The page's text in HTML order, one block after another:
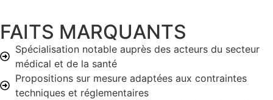
FAITS MARQUANTS
Spécialisation notable auprès des acteurs du secteur
médical et de la santé
Propositions sur mesure adaptées aux contraintes
techniques et réglementaires